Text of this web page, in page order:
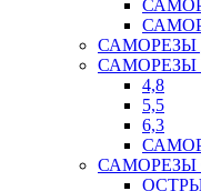
САМОРЕЗЫ
САМОРЕЗЫ
4,8
5,5
6,3